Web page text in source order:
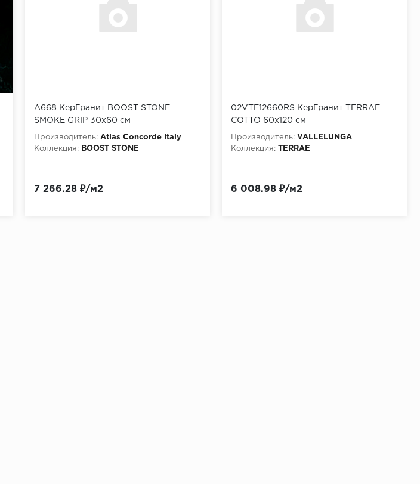
A668 КерГранит BOOST STONE
SMOKE GRIP 30x60 см
Производитель: Atlas Concorde Italy
Коллекция:
BOOST STONE
7 266.28 ₽/м2
02VTE12660RS КерГранит TERRAE
COTTO 60x120 см
Производитель: VALLELUNGA
Коллекция:
TERRAE
6 008.98 ₽/м2